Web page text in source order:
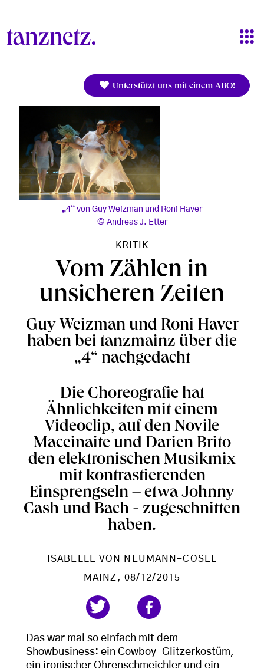
Unterstützt uns mit einem ABO!
„4“ von Guy Weizman und Roni Haver
Andreas J. Etter
KRITIK
Vom Zählen in
unsicheren Zeiten
Guy Weizman und Roni Haver
haben bei tanzmainz über die
„4“ nachgedacht
Die Choreografie hat
Ähnlichkeiten mit einem
Videoclip, auf den Novile
Maceinaite und Darien Brito
den elektronischen Musikmix
mit kontrastierenden
Einsprengseln – etwa Johnny
Cash und Bach - zugeschnitten
haben.
ISABELLE VON NEUMANN-COSEL
MAINZ , 08/12/2015
Das war mal so einfach mit dem
Showbusiness: ein Cowboy-Glitzerkostüm,
ein ironischer Ohrenschmeichler und ein